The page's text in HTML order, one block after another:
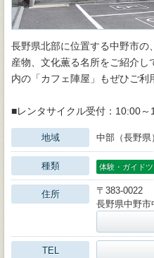
長野県北部に位置する中野市の
産物、文化薫る名所をご紹介
内の「カフェ陣屋」もぜひご利
■レンタサイクル受付：10:00～
地域 中部（長野県
種類 体験・ガイド
住所
〒383-0022
長野県中野市
TEL